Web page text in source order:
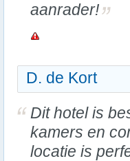
aanrader!
D. de Kort
Dit hotel is
kamers en
locatie is